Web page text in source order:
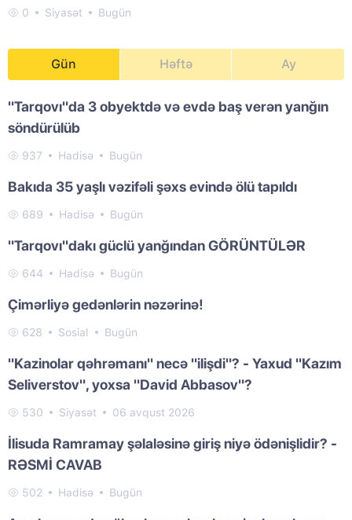
0 Siyasət Bugün
Gün Həftə Ay
"Tarqovı"da 3 obyektdə və evdə baş verən yanğın
söndürülüb
937 Hadisə Bugün
Bakıda 35 yaşlı vəzifəli şəxs evində ölü tapıldı
689 Hadisə Bugün
"Tarqovı"dakı güclü yanğından GÖRÜNTÜLƏR
644 Hadisə Bugün
Çimərliyə gedənlərin nəzərinə!
628 Sosial Bugün
"Kazinolar qəhrəmanı" necə "ilişdi"? - Yaxud "Kazım
Seliverstov", yoxsa "David Abbasov"?
530 Siyasət 06 avqust 2026
İlisuda Ramramay şəlaləsinə giriş niyə ödənişlidir? -
RƏSMİ CAVAB
502 Hadisə Bugün